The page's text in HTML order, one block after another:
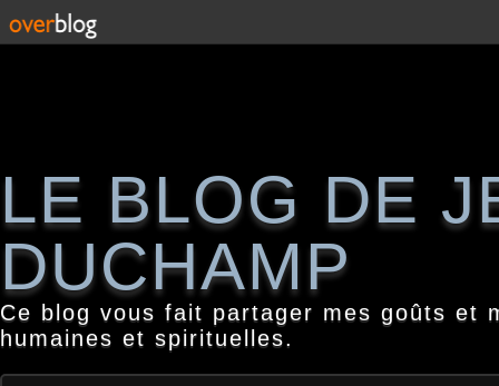
LE BLOG DE
DUCHAMP
Ce blog vous fait partager mes goûts et
humaines et spirituelles.